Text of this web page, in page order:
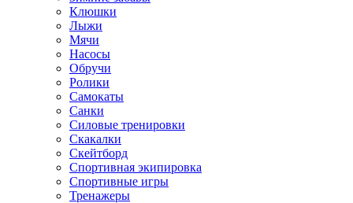
Клюшки
Лыжи
Мячи
Насосы
Обручи
Ролики
Самокаты
Санки
Силовые тренировки
Скакалки
Скейтборд
Спортивная экипировка
Спортивные игры
Тренажеры